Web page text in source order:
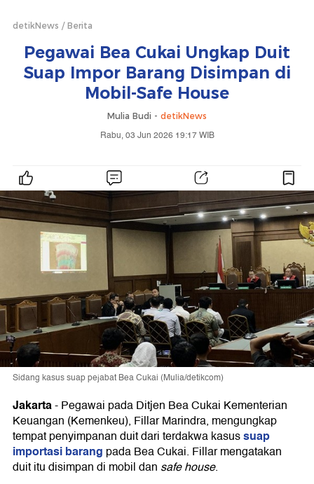
detikNews Berita
Pegawai Bea Cukai Ungkap Duit
Suap Impor Barang Disimpan di
Mobil-Safe House
Mulia Budi - detikNews
Rabu, 03 Jun 2026 19:17 WIB
Sidang kasus suap pejabat Bea Cukai (Mulia/detikcom)
Jakarta-Pegawai pada Ditjen Bea Cukai Kementerian
Keuangan (Kemenkeu), Fillar Marindra, mengungkap
tempat penyimpanan duit dari terdakwa kasussuap
importasi barang pada Bea Cukai. Fillar mengatakan
duit itu disimpan di mobil dan safe house.